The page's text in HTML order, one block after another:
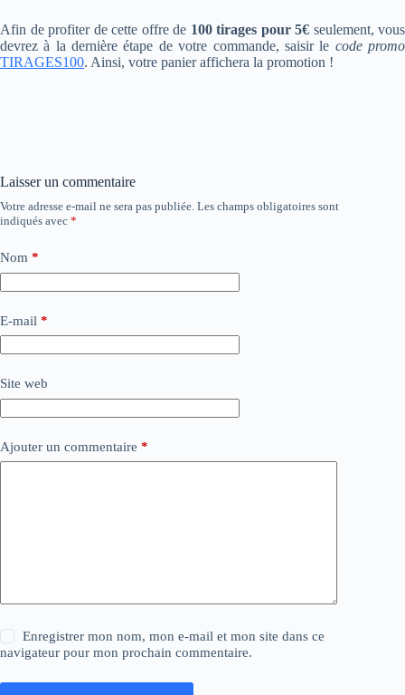
Afin de profiter de cette offre de 100 tirages pour 5€ seulement, vous
devrez à la dernière étape de votre commande, saisir le code promo
TIRAGES100. Ainsi, votre panier affichera la promotion !
Laisser un commentaire
Votre adresse e-mail ne sera pas publiée. Les champs obligatoires sont
indiqués avec *
Nom *
E-mail *
Site web
Ajouter un commentaire *
Enregistrer mon nom, mon e-mail et mon site dans ce
navigateur pour mon prochain commentaire.